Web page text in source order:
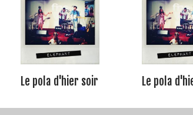
Le pola d'hier soir Le pola